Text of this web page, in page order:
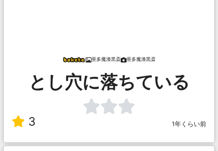
亜多魔漆黒斎 亜多魔漆黒斎
とし穴に落ちている
3 1年くらい前